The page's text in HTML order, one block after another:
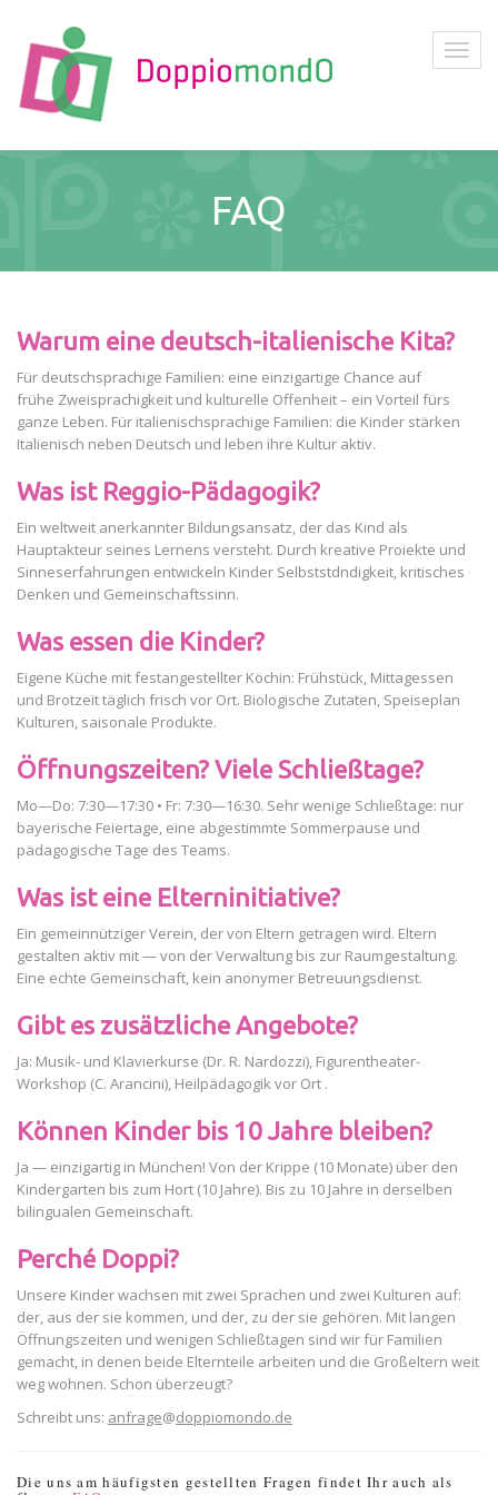
FAQ
Warum eine deutsch-italienische Kita?
Für deutschsprachige Familien: eine einzigartige Chance auf
frühe Zweisprachigkeit und kulturelle Offenheit – ein Vorteil fürs
ganze Leben. Für italienischsprachige Familien: die Kinder stärken
Italienisch neben Deutsch und leben ihre Kultur aktiv.
Was ist Reggio-Pädagogik?
Ein weltweit anerkannter Bildungsansatz, der das Kind als
Hauptakteur seines Lernens versteht. Durch kreative Proiekte und
Sinneserfahrungen entwickeln Kinder Selbststdndigkeit, kritisches
Denken und Gemeinschaftssinn.
Was essen die Kinder?
Eigene Küche mit festangestellter Köchin: Frühstück, Mittagessen
und Brotzeit täglich frisch vor Ort. Biologische Zutaten, Speiseplan
Kulturen, saisonale Produkte.
Öffnungszeiten? Viele Schließtage?
Mo—Do: 7:30—17:30 • Fr: 7:30—16:30. Sehr wenige Schließtage: nur
bayerische Feiertage, eine abgestimmte Sommerpause und
pädagogische Tage des Teams.
Was ist eine Elterninitiative?
Ein gemeinnütziger Verein, der von Eltern getragen wird. Eltern
gestalten aktiv mit — von der Verwaltung bis zur Raumgestaltung.
Eine echte Gemeinschaft, kein anonymer Betreuungsdienst.
Gibt es zusätzliche Angebote?
Ja: Musik- und Klavierkurse (Dr. R. Nardozzi), Figurentheater-
Workshop (C. Arancini), Heilpädagogik vor Ort .
Können Kinder bis 10 Jahre bleiben?
Ja — einzigartig in München! Von der Krippe (10 Monate) über den
Kindergarten bis zum Hort (10 Jahre). Bis zu 10 Jahre in derselben
bilingualen Gemeinschaft.
Perché Doppi?
Unsere Kinder wachsen mit zwei Sprachen und zwei Kulturen auf:
der, aus der sie kommen, und der, zu der sie gehören. Mit langen
Öffnungszeiten und wenigen Schließtagen sind wir für Familien
gemacht, in denen beide Elternteile arbeiten und die Großeltern weit
weg wohnen. Schon überzeugt?
Schreibt uns: anfrage@doppiomondo.de
Die uns am häufigsten gestellten Fragen findet Ihr auch als